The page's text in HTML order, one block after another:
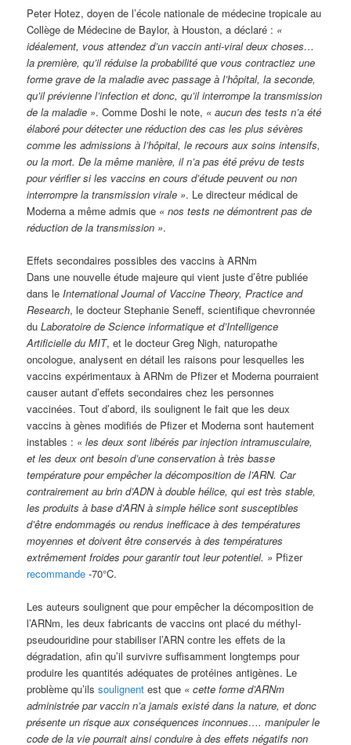
Peter Hotez, doyen de l’école nationale de médecine tropicale au
Collège de Médecine de Baylor, à Houston, a déclaré : «
idéalement, vous attendez d’un vaccin anti-viral deux choses…
la première, qu’il réduise la probabilité que vous contractiez une
forme grave de la maladie avec passage à l’hôpital, la seconde,
qu’il prévienne l’infection et donc, qu’il interrompe la transmission
de la maladie ». Comme Doshi le note, « aucun des tests n’a été
élaboré pour détecter une réduction des cas les plus sévères
comme les admissions à l’hôpital, le recours aux soins intensifs,
ou la mort. De la même manière, il n’a pas été prévu de tests
pour vérifier si les vaccins en cours d’étude peuvent ou non
interrompre la transmission virale ». Le directeur médical de
Moderna a même admis que « nos tests ne démontrent pas de
réduction de la transmission ».
Effets secondaires possibles des vaccins à ARNm
Dans une nouvelle étude majeure qui vient juste d’être publiée
dans leInternational Journal of Vaccine Theory, Practice and
Research, le docteur Stephanie Seneff, scientifique chevronnée
duLaboratoire de Science informatique et d’Intelligence
Artificielle du MIT, et le docteur Greg Nigh, naturopathe
oncologue, analysent en détail les raisons pour lesquelles les
vaccins expérimentaux à ARNm de Pfizer et Moderna pourraient
causer autant d’effets secondaires chez les personnes
vaccinées. Tout d’abord, ils soulignent le fait que les deux
vaccins à gènes modifiés de Pfizer et Moderna sont hautement
instables : « les deux sont libérés par injection intramusculaire,
et les deux ont besoin d’une conservation à très basse
température pour empêcher la décomposition de l’ARN. Car
contrairement au brin d’ADN à double hélice, qui est très stable,
les produits à base d’ARN à simple hélice sont susceptibles
d’être endommagés ou rendus inefficace à des températures
moyennes et doivent être conservés à des températures
extrêmement froides pour garantir tout leur potentiel. » Pfizer
recommande -70°C.
Les auteurs soulignent que pour empêcher la décomposition de
l’ARNm, les deux fabricants de vaccins ont placé du méthyl-
pseudouridine pour stabiliser l’ARN contre les effets de la
dégradation, afin qu’il survivre suffisamment longtemps pour
produire les quantités adéquates de protéines antigènes. Le
problème qu’ilssoulignent est que « cette forme d’ARNm
administrée par vaccin n’a jamais existé dans la nature, et donc
présente un risque aux conséquences inconnues…. manipuler le
code de la vie pourrait ainsi conduire à des effets négatifs non